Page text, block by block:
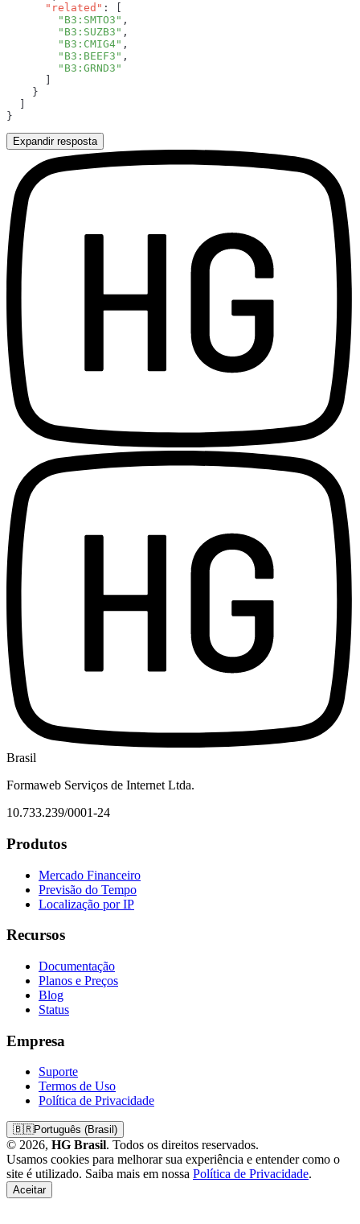
      "related"
        "B3:SMTO3"
        "B3:SUZB3"
        "B3:CMIG4"
        "B3:BEEF3"
Expandir resposta
Brasil
Formaweb Serviços de Internet Ltda.
10.733.239/0001-24
Produtos
Mercado Financeiro
Previsão do Tempo
Localização por IP
Recursos
Documentação
Planos e Preços
Blog
Status
Empresa
Suporte
Termos de Uso
Política de Privacidade
🇧🇷Português (Brasil)
© 2026, HG Brasil. Todos os direitos reservados.
Usamos cookies para melhorar sua experiência e entender como o
site é utilizado. Saiba mais em nossa Política de Privacidade.
Aceitar